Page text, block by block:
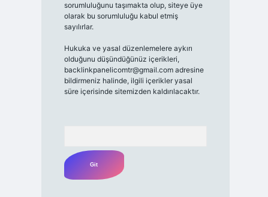
sorumluluğunu taşımakta olup, siteye üye
olarak bu sorumluluğu kabul etmiş
sayılırlar.
Hukuka ve yasal düzenlemelere aykırı
olduğunu düşündüğünüz içerikleri,
backlinkpanelicomtr@gmail.comadresine
bildirmeniz halinde, ilgili içerikler yasal
süre içerisinde sitemizden kaldırılacaktır.